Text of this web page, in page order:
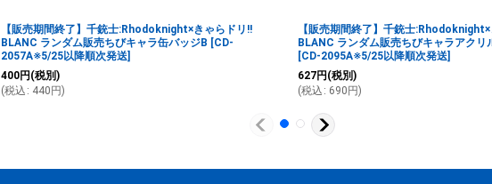
【販売期間終了】千銃士:Rhodoknight×きゃらドリ!!
BLANC ランダム販売ちびキャラ缶バッジB [CD-
2057A※5/25以降順次発送]
400円 (税別)
(税込 : 440 円)
【販売期間終了】千銃士
BLANC ランダム販売ちびキャラアクリ
[CD-2095A※5/25以降順次発送]
627円 (税別)
(税込 : 690 円)